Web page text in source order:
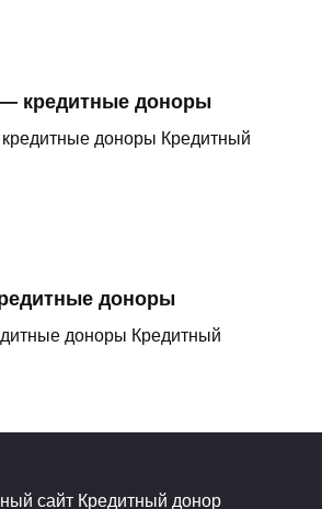
кредитные доноры
доноры Кредитный
доноры
доноры Кредитный
сайт Кредитный донор